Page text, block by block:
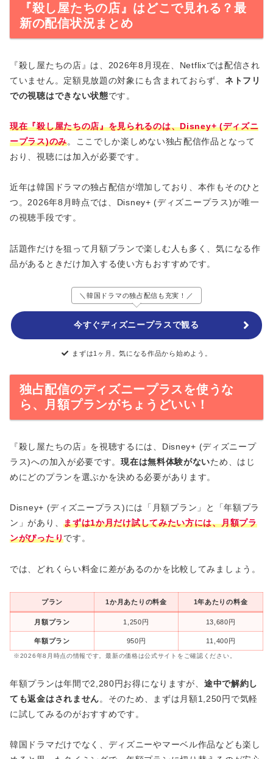
『殺し屋たちの店』はどこで見れる？最
新の配信状況まとめ
『殺し屋たちの店』は、2026年8月現在、Netflixでは配信され
ていません。定額見放題の対象にも含まれておらず、 ネトフリ
での視聴はできない状態です。
現在『殺し屋たちの店』を見られるのは、Disney+ (ディズニ
ープラス)のみ。ここでしか楽しめない独占配信作品となって
おり、視聴には加入が必要です。
近年は韓国ドラマの独占配信が増加しており、本作もそのひと
つ。2026年8月時点では、Disney+ (ディズニープラス)が唯一
の視聴手段です。
話題作だけを狙って月額プランで楽しむ人も多く、気になる作
品があるときだけ加入する使い方もおすすめです。
＼韓国ドラマの独占配信も充実！／
今すぐディズニープラスで観る
まずは1ヶ月。気になる作品から始めよう。
独占配信のディズニープラスを使うな
ら、月額プランがちょうどいい！
『殺し屋たちの店』を視聴するには、Disney+ (ディズニープ
ラス)への加入が必要です。現在は無料体験がないため、はじ
めにどのプランを選ぶかを決める必要があります。
Disney+ (ディズニープラス)には「月額プラン」と「年額プラ
ン」があり、まずは1か月だけ試してみたい方には、月額プラ
ンがぴったりです。
では、どれくらい料金に差があるのかを比較してみましょう。
プラン 1か月あたりの料金 1年あたりの料金
月額プラン 1,250円 13,680円
年額プラン 950円 11,400円
※2026年8月時点の情報です。最新の価格は公式サイトをご確認ください。
年額プランは年間で2,280円お得になりますが、 途中で解約し
ても返金はされません。そのため、まずは月額1,250円で気軽
に試してみるのがおすすめです。
韓国ドラマだけでなく、ディズニーやマーベル作品なども楽し